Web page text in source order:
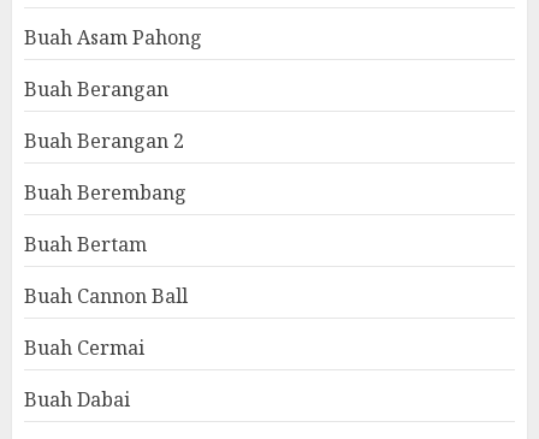
Buah Asam Pahong
Buah Berangan
Buah Berangan 2
Buah Berembang
Buah Bertam
Buah Cannon Ball
Buah Cermai
Buah Dabai